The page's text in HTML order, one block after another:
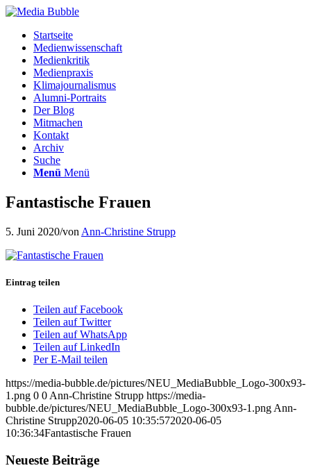
Startseite
Medienwissenschaft
Medienkritik
Medienpraxis
Klimajournalismus
Alumni-Portraits
Der Blog
Mitmachen
Kontakt
Archiv
Suche
Menü Menü
Fantastische Frauen
5. Juni 2020/von Ann-Christine Strupp
Eintrag teilen
Teilen auf Facebook
Teilen auf Twitter
Teilen auf WhatsApp
Teilen auf LinkedIn
Per E-Mail teilen
https://media-bubble.de/pictures/NEU_MediaBubble_Logo-300x93-
1.png 0 0 Ann-Christine Strupp https://media-
bubble.de/pictures/NEU_MediaBubble_Logo-300x93-1.png Ann-
Christine Strupp2020-06-05 10:35:572020-06-05
10:36:34Fantastische Frauen
Neueste Beiträge